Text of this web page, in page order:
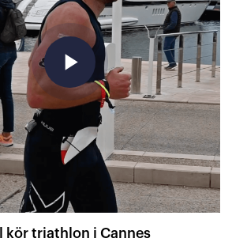
play_arrow
kör triathlon i Cannes